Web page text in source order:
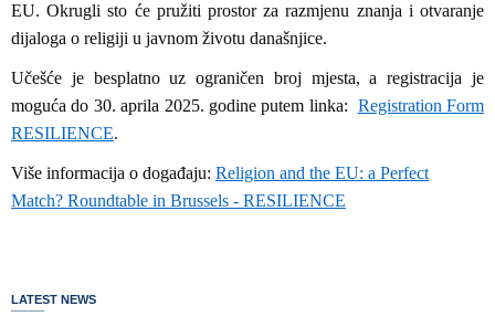
EU. Okrugli sto će pružiti prostor za razmjenu znanja i otvaranje
dijaloga o religiji u javnom životu današnjice.
Učešće je besplatno uz ograničen broj mjesta, a registracija je
moguća do 30. aprila 2025. godine putem linka: Registration Form
RESILIENCE.
Više informacija o događaju: Religion and the EU: a Perfect
Match? Roundtable in Brussels - RESILIENCE
LATEST NEWS